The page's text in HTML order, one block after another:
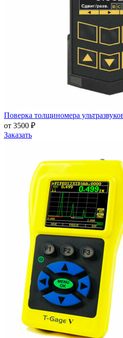
Поверка толщиномера
от 3500 ₽
Заказать